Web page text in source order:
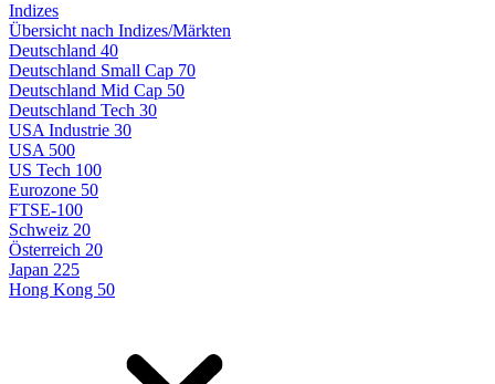
Indizes
Übersicht nach Indizes/Märkten
Deutschland 40
Deutschland Small Cap 70
Deutschland Mid Cap 50
Deutschland Tech 30
USA Industrie 30
USA 500
US Tech 100
Eurozone 50
FTSE-100
Schweiz 20
Österreich 20
Japan 225
Hong Kong 50